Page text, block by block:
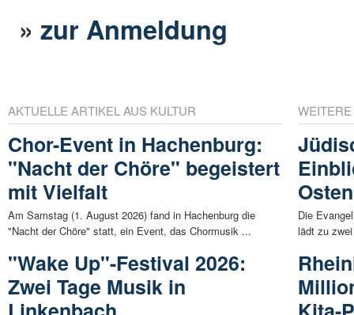
»zur Anmeldung
AKTUELLE ARTIKEL AUS KULTUR
Chor-Event in Hachenburg:
"Nacht der Chöre" begeistert
mit Vielfalt
Am Samstag (1. August 2026) fand in Hachenburg die
"Nacht der Chöre" statt, ein Event, das Chormusik ...
"Wake Up"-Festival 2026:
Zwei Tage Musik in
Die
lädt zu